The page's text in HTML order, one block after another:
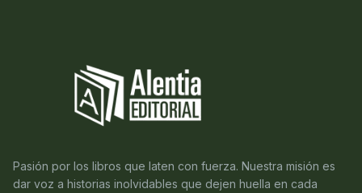
Pasión por los libros que laten con fuerza. Nuestra misión es
dar voz a historias inolvidables que dejen huella en cada